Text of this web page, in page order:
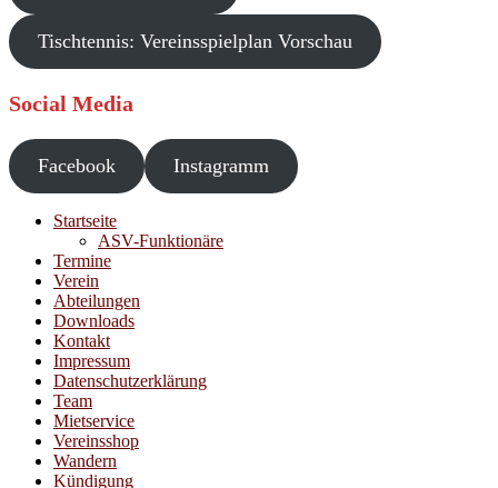
Tischtennis: Vereinsspielplan Vorschau
Social Media
Facebook Instagramm
Startseite
ASV-Funktionäre
Termine
Verein
Abteilungen
Downloads
Kontakt
Impressum
Datenschutzerklärung
Team
Mietservice
Vereinsshop
Wandern
Kündigung